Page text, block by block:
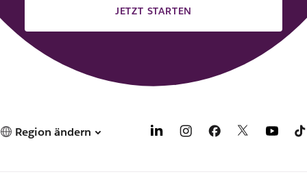
JETZT STARTEN
Region ändern